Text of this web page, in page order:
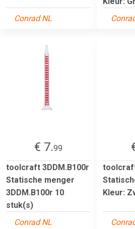
Conrad NL
€ 7.99
toolcraft 3DDM.B100r
Statische menger
3DDM.B100r 10
stuk(s)
Conrad NL
Kleur: